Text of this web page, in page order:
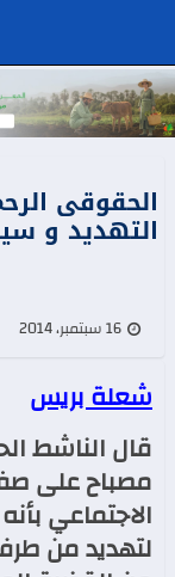
الحقوقى
التهديد و
16 سبتمبر، 2014
شعلة بريس
قال الناشط
مصباح على
الاجتماعي
لتهديد من